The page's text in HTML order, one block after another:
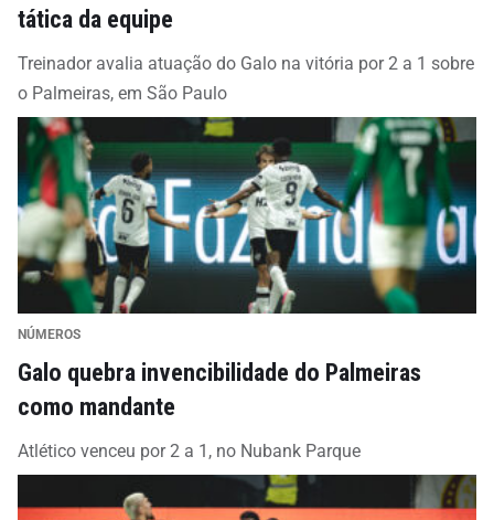
tática da equipe
Treinador avalia atuação do Galo na vitória por 2 a 1 sobre
o Palmeiras, em São Paulo
NÚMEROS
Galo quebra invencibilidade do Palmeiras
como mandante
Atlético venceu por 2 a 1, no Nubank Parque